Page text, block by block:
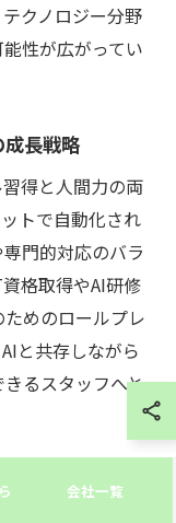
クノロジー分野
性が広がってい
長戦略
得と人間力の両
トで自動化され
門的対応のバラ
格取得やAI研修
めのロールプレ
と共存しながら
るスタッフへと
会社一覧